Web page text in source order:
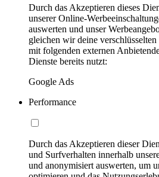
Durch das Akzeptieren dieses
unserer Online-
auswerten und unser
gleichen wir deine
mit folgenden externen
Dienste bereits nutzt:
Google Ads
Performance
Durch das Akzeptieren dieser
und Surfverhalten innerhalb
und anonymisiert auswerten, um